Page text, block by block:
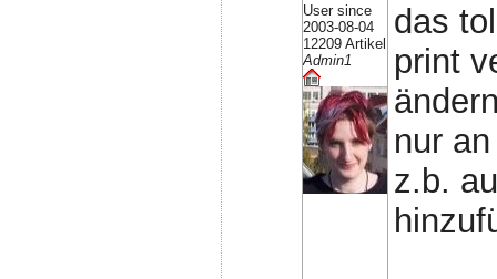
User since
2003-08-04
12209 Artikel
Admin1
das
print
nur
z.b.